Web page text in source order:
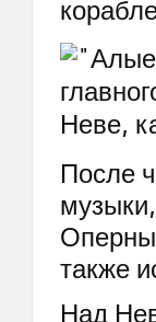
После
также
Над